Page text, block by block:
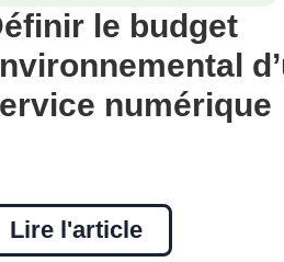
le budget
numérique
Lire l'article